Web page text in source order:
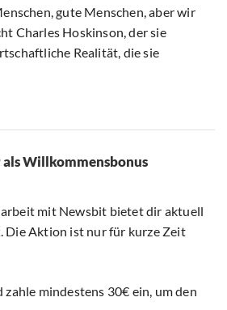
gute Menschen, aber wir
Charles Hoskinson, der sie
Realität, die sie
als Willkommensbonus
mit Newsbit bietet dir aktuell
. Die Aktion ist nur für kurze Zeit
mindestens 30€ ein, um den